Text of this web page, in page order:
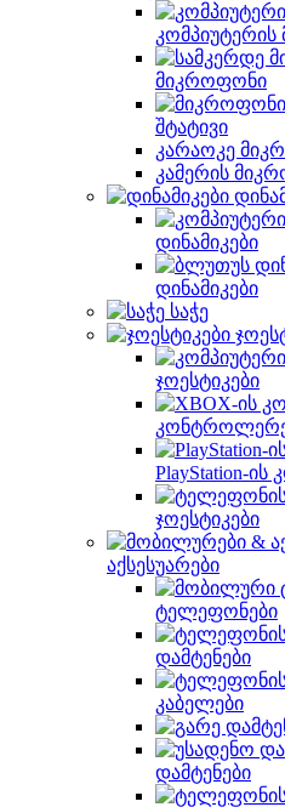
მიკროფონი
შტატივი
კარაოკე
კამერის
დინამიკები
დინამიკები
საჭე
ჯოესტიკები
PlayStation-
ჯოესტიკები
აქსესუარები
ტელეფონები
დამტენები
კაბელები
დამტენები